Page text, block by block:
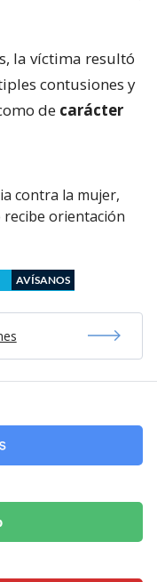
la víctima resultó
contusiones y
de carácter
contra la mujer,
recibe orientación
AVÍSANOS